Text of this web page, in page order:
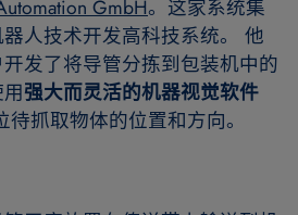
GmbH。这家系统集
人技术开发高科技系统。 他
发了将导管分拣到包装机中的
强大而灵活的机器视觉软件
待抓取物体的位置和方向。